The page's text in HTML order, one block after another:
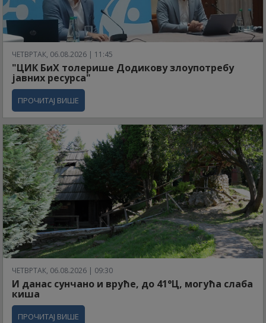
ЧЕТВРТАК, 06.08.2026 | 11:45
"ЦИК БиХ толерише Додикову злоупотребу
јавних ресурса"
ПРОЧИТАЈ ВИШЕ
ЧЕТВРТАК, 06.08.2026 | 09:30
И данас сунчано и вруће, до 41°Ц, могућа слаба
киша
ПРОЧИТАЈ ВИШЕ